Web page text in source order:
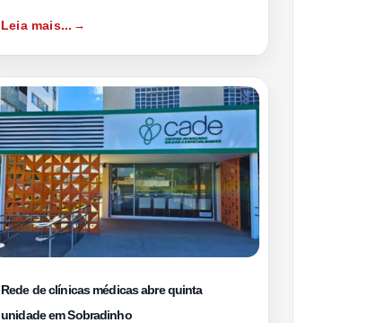
Leia mais...
Rede de clínicas médicas abre quinta
unidade em Sobradinho